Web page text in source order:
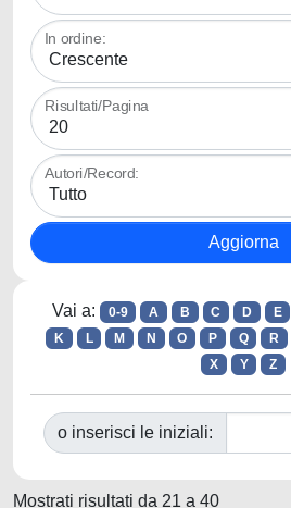
In ordine:
Risultati/Pagina
Autori/Record:
Vai a: 0-9 A B C D E
K
L M N O P Q R
X
Y Z
o inserisci le iniziali:
Mostrati risultati da 21 a 40